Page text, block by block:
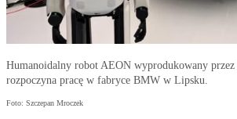
Humanoidalny robot AEON wyprodukowany
rozpoczyna pracę w fabryce BMW w Lipsku.
Foto: Szczepan Mroczek